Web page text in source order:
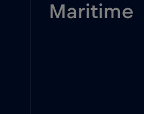
Maritime